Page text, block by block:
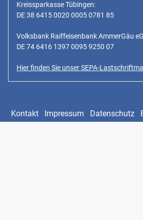
Kreissparkasse Tübingen:
DE 38 6415 0020 0005 0781 85
Volksbank Raiffeisenbank AmmerGäu
DE 74 6416 1397 0095 9250 07
Hier finden Sie unser SEPA-
Kontakt Impressum Datenschutz